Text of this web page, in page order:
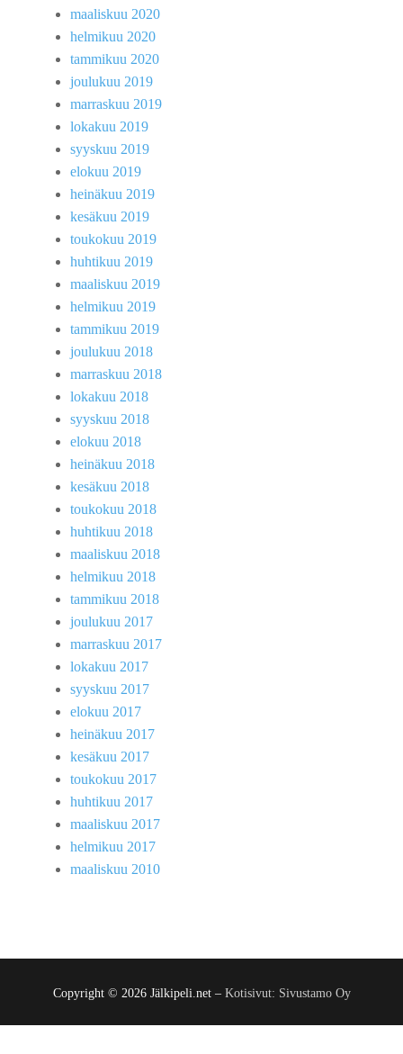
maaliskuu 2020
helmikuu 2020
tammikuu 2020
joulukuu 2019
marraskuu 2019
lokakuu 2019
syyskuu 2019
elokuu 2019
heinäkuu 2019
kesäkuu 2019
toukokuu 2019
huhtikuu 2019
maaliskuu 2019
helmikuu 2019
tammikuu 2019
joulukuu 2018
marraskuu 2018
lokakuu 2018
syyskuu 2018
elokuu 2018
heinäkuu 2018
kesäkuu 2018
toukokuu 2018
huhtikuu 2018
maaliskuu 2018
helmikuu 2018
tammikuu 2018
joulukuu 2017
marraskuu 2017
lokakuu 2017
syyskuu 2017
elokuu 2017
heinäkuu 2017
kesäkuu 2017
toukokuu 2017
huhtikuu 2017
maaliskuu 2017
helmikuu 2017
maaliskuu 2010
Copyright © 2026 Jälkipeli.net – Kotisivut: Sivustamo Oy